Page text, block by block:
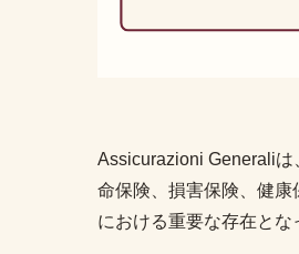
Assicurazioni Generali
命保険、損害保険、健
における重要な存在とな